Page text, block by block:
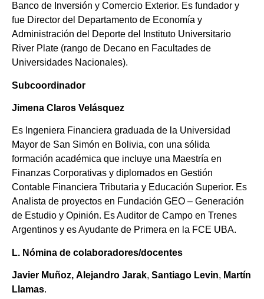
Banco de Inversión y Comercio Exterior. Es fundador y
fue Director del Departamento de Economía y
Administración del Deporte del Instituto Universitario
River Plate (rango de Decano en Facultades de
Universidades Nacionales).
Subcoordinador
Jimena Claros Velásquez
Es Ingeniera Financiera graduada de la Universidad
Mayor de San Simón en Bolivia, con una sólida
formación académica que incluye una Maestría en
Finanzas Corporativas y diplomados en Gestión
Contable Financiera Tributaria y Educación Superior. Es
Analista de proyectos en Fundación GEO – Generación
de Estudio y Opinión. Es Auditor de Campo en Trenes
Argentinos y es Ayudante de Primera en la FCE UBA.
L. Nómina de colaboradores/docentes
Javier Muñoz, Alejandro Jarak, Santiago Levin, Martín
Llamas.